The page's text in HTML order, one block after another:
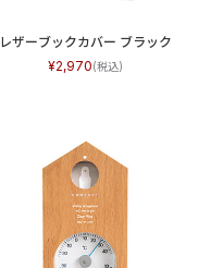
レザーブックカバー ブラック
2,970